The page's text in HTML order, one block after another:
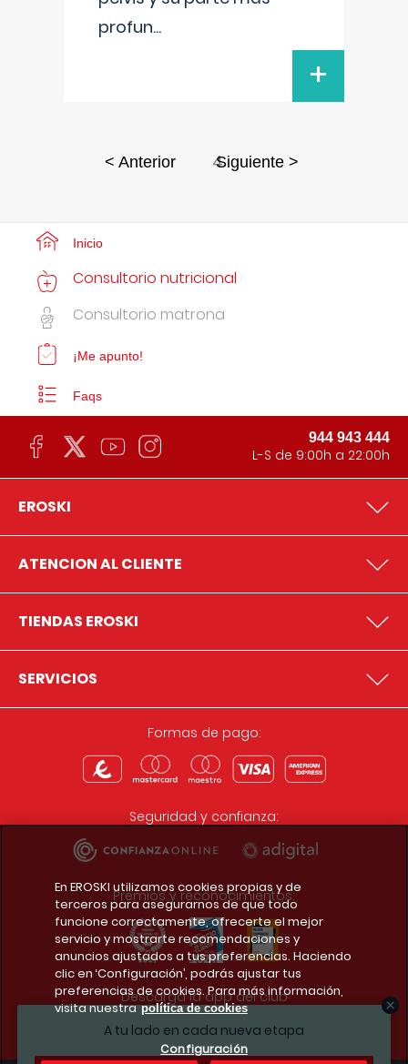
profun...
+
< Anterior 4
Siguiente >
A tu lado en cada nueva etapa
Inicio
Consultorio nutricional
Consultorio matrona
¡Me apunto!
Faqs
944 943 444
L-S de 9:00h a 22:00h
EROSKI
ATENCION AL CLIENTE
TIENDAS EROSKI
SERVICIOS
Formas de pago:
Seguridad y confianza:
Premios y reconocimientos:
Descarga la app del club
En EROSKI utilizamos cookies propias y de
terceros para asegurarnos de que todo
funcione correctamente, ofrecerte el mejor
servicio y mostrarte recomendaciones y
anuncios ajustados a tus preferencias. Haciendo
clic en ‘Configuración’, podrás ajustar tus
preferencias de cookies. Para más información,
visita nuestra política de cookies
Configuración